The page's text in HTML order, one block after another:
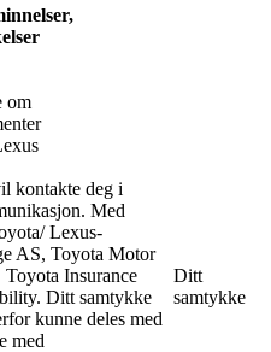
om
kontakte deg i
Med
Lexus-
AS, Toyota Motor
Insurance
Ditt samtykke
kunne deles med
med
Ditt
samtykke